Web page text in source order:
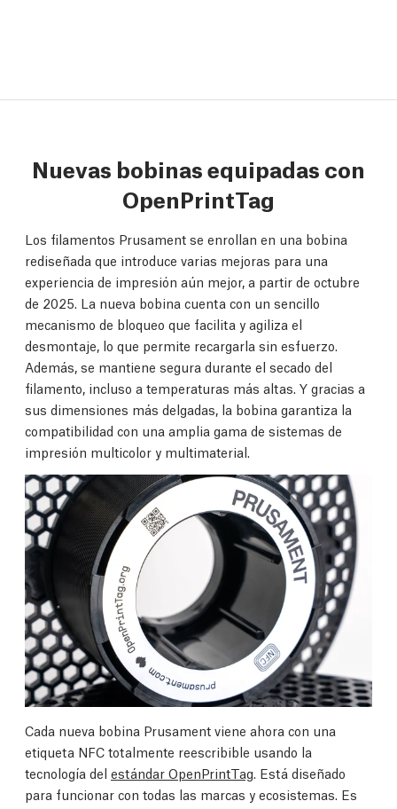
Nuevas bobinas equipadas con
OpenPrintTag
Los filamentos Prusament se enrollan en una bobina
rediseñada que introduce varias mejoras para una
experiencia de impresión aún mejor, a partir de octubre
de 2025. La nueva bobina cuenta con un sencillo
mecanismo de bloqueo que facilita y agiliza el
desmontaje, lo que permite recargarla sin esfuerzo.
Además, se mantiene segura durante el secado del
filamento, incluso a temperaturas más altas. Y gracias a
sus dimensiones más delgadas, la bobina garantiza la
compatibilidad con una amplia gama de sistemas de
impresión multicolor y multimaterial.
Cada nueva bobina Prusament viene ahora con una
etiqueta NFC totalmente reescribible usando la
tecnología del estándar OpenPrintTag . Está diseñado
para funcionar con todas las marcas y ecosistemas. Es